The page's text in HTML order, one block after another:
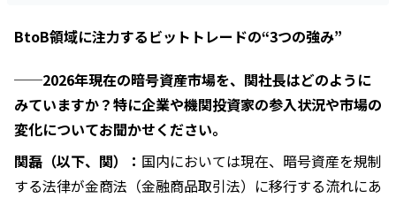
BtoB領域に注力するビットトレードの“3つの強み”
──2026年現在の暗号資産市場を、関社長はどのように
みていますか？特に企業や機関投資家の参入状況や市場の
変化についてお聞かせください。
関磊（以下、関）： 国内においては現在、暗号資産を規制
する法律が金商法（金融商品取引法）に移行する流れにあ